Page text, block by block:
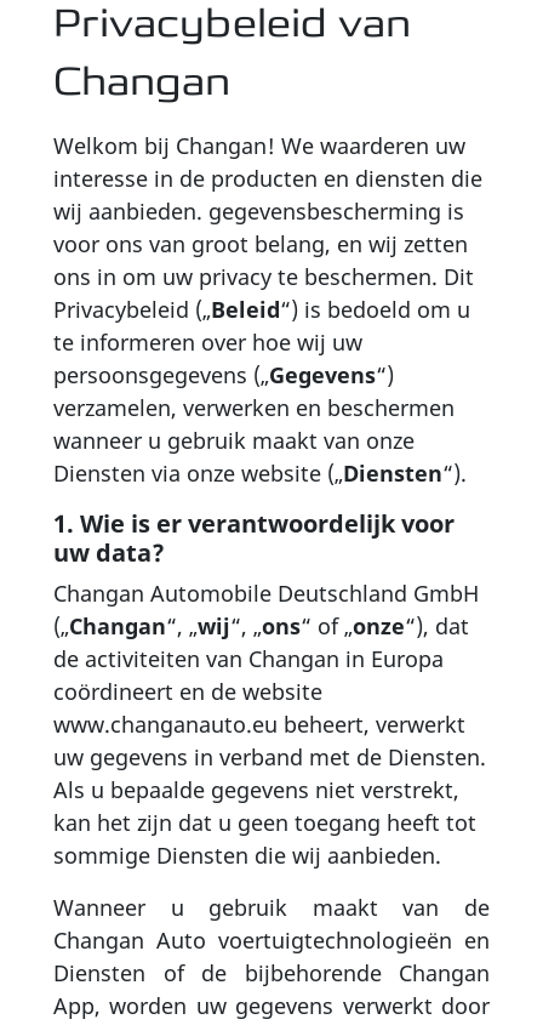
Privacybeleid van
Changan
Welkom bij Changan! We waarderen uw
interesse in de producten en diensten die
wij aanbieden. gegevensbescherming is
voor ons van groot belang, en wij zetten
ons in om uw privacy te beschermen. Dit
Privacybeleid („Beleid“) is bedoeld om u
te informeren over hoe wij uw
persoonsgegevens („Gegevens“)
verzamelen, verwerken en beschermen
wanneer u gebruik maakt van onze
Diensten via onze website („Diensten“).
1. Wie is er verantwoordelijk voor
uw data?
Changan Automobile Deutschland GmbH
(„Changan“, „wij“, „ons“ of „onze“), dat
de activiteiten van Changan in Europa
coördineert en de website
www.changanauto.eu beheert, verwerkt
uw gegevens in verband met de Diensten.
Als u bepaalde gegevens niet verstrekt,
kan het zijn dat u geen toegang heeft tot
sommige Diensten die wij aanbieden.
Wanneer u gebruik maakt van de
Changan Auto voertuigtechnologieën en
Diensten of de bijbehorende Changan
App, worden uw gegevens verwerkt door